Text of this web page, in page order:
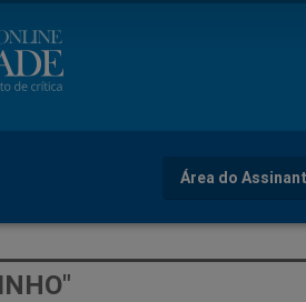
Área do